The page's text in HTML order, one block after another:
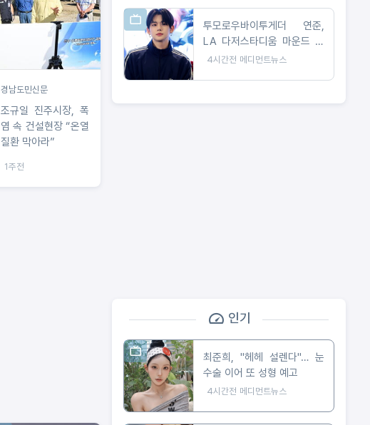
경남도민신문
조규일 진주시장, 폭
염 속 건설현장 “온열
질환 막아라”
1주전
투모로우바이투게더 연준,
LA 다저스타디움 마운드 선
다… 시구부터 무대까지
4시간전 메디먼트뉴스
인기
최준희, "헤헤 설렌다"… 눈
수술 이어 또 성형 예고
4시간전 메디먼트뉴스